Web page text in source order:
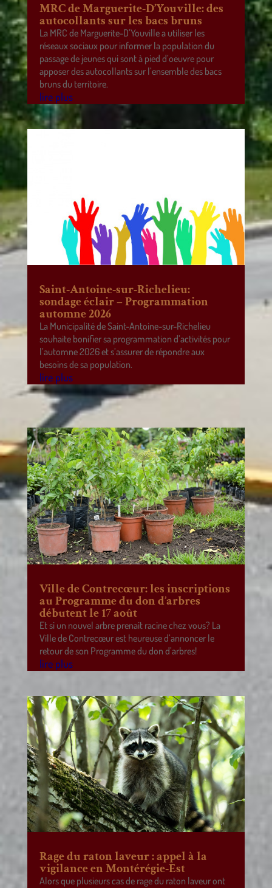
MRC de Marguerite-D’Youville: des
autocollants sur les bacs bruns
La MRC de Marguerite-D’Youville a utiliser les
réseaux sociaux pour informer la population du
passage de jeunes qui sont à pied d’oeuvre pour
apposer des autocollants sur l’ensemble des bacs
bruns du territoire.
lire plus
Saint-Antoine-sur-Richelieu:
sondage éclair – Programmation
automne 2026
La Municipalité de Saint-Antoine-sur-Richelieu
souhaite bonifier sa programmation d’activités pour
l’automne 2026 et s’assurer de répondre aux
besoins de sa population.
lire plus
Ville de Contrecœur: les inscriptions
au Programme du don d’arbres
débutent le 17 août
Et si un nouvel arbre prenait racine chez vous? La
Ville de Contrecœur est heureuse d’annoncer le
retour de son Programme du don d’arbres!
lire plus
Rage du raton laveur : appel à la
vigilance en Montérégie-Est
Alors que plusieurs cas de rage du raton laveur ont